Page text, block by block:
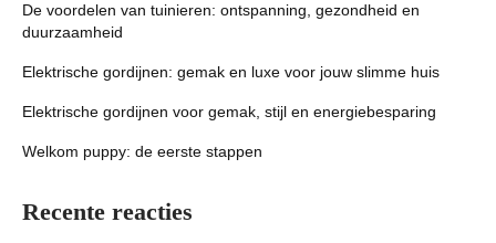
De voordelen van tuinieren: ontspanning, gezondheid en
duurzaamheid
Elektrische gordijnen: gemak en luxe voor jouw slimme huis
Elektrische gordijnen voor gemak, stijl en energiebesparing
Welkom puppy: de eerste stappen
Recente reacties